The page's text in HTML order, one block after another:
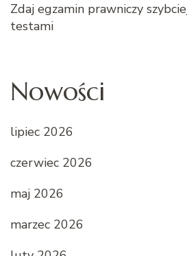
Zdaj egzamin prawniczy
testami
Nowości
lipiec 2026
czerwiec 2026
maj 2026
marzec 2026